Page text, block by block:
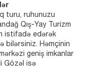
turu, ruhunuzu
Qış-Yay Turizm
istifadə edərək
bilərsiniz. Həmçinin
geniş imkanlar
Gözəl isə